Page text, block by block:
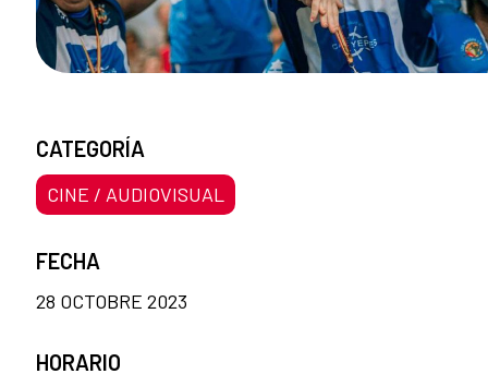
CATEGORÍA
CINE / AUDIOVISUAL
FECHA
28 OCTOBRE 2023
HORARIO